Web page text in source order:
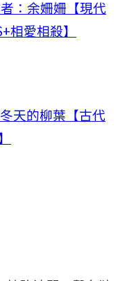
：余姍姍【現代
相愛相殺】
天的柳葉【古代